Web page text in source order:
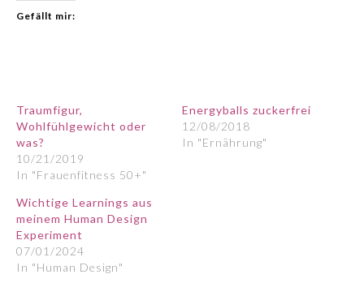
Gefällt mir:
Traumfigur,
Wohlfühlgewicht oder
was?
10/21/2019
In "Frauenfitness 50+"
Energyballs zuckerfrei
12/08/2018
In "Ernährung"
Wichtige Learnings aus
meinem Human Design
Experiment
07/01/2024
In "Human Design"